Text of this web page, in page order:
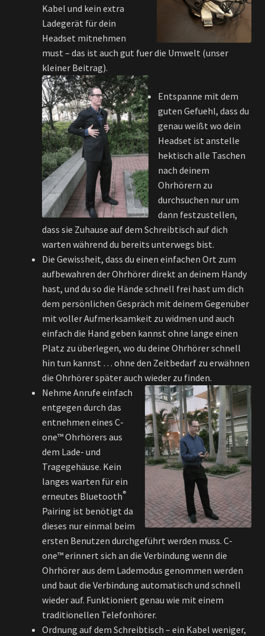
Kabel und kein extra
Ladegerät für dein
Headset mitnehmen
must – das ist auch gut fuer die Umwelt (unser
kleiner Beitrag).
Entspanne mit dem
guten Gefuehl, dass du
genau weißt wo dein
Headset ist anstelle
hektisch alle Taschen
nach deinem
Ohrhörern zu
durchsuchen nur um
dann festzustellen,
dass sie Zuhause auf dem Schreibtisch auf dich
warten während du bereits unterwegs bist.
Die Gewissheit, dass du einen einfachen Ort zum
aufbewahren der Ohrhörer direkt an deinem Handy
hast, und du so die Hände schnell frei hast um dich
dem persönlichen Gespräch mit deinem Gegenüber
mit voller Aufmerksamkeit zu widmen und auch
einfach die Hand geben kannst ohne lange einen
Platz zu überlegen, wo du deine Ohrhörer schnell
hin tun kannst … ohne den Zeitbedarf zu erwähnen
die Ohrhörer später auch wieder zu finden.
Nehme Anrufe einfach
entgegen durch das
entnehmen eines C-
one™ Ohrhörers aus
dem Lade- und
Tragegehäuse. Kein
langes warten für ein
erneutes Bluetooth®
Pairing ist benötigt da
dieses nur einmal beim
ersten Benutzen durchgeführt werden muss. C-
one™ erinnert sich an die Verbindung wenn die
Ohrhörer aus dem Lademodus genommen werden
und baut die Verbindung automatisch und schnell
wieder auf. Funktioniert genau wie mit einem
traditionellen Telefonhörer.
Ordnung auf dem Schreibtisch – ein Kabel weniger,